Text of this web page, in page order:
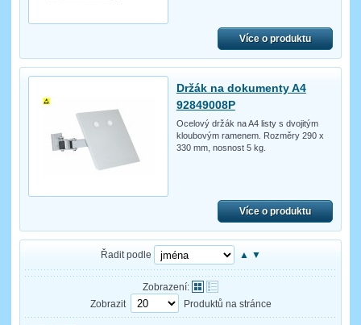
Více o produktu
Držák na dokumenty A4
92849008P
Ocelový držák na A4 listy s dvojitým
kloubovým ramenem. Rozměry 290 x
330 mm, nosnost 5 kg.
Více o produktu
Řadit podle ▲ ▼
Zobrazení:
Zobrazit
Produktů na stránce